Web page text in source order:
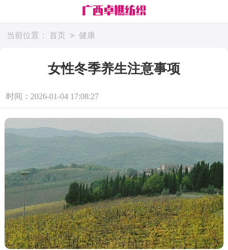
当前位置： 首页 > 健康
女性冬季养生注意事项
时间：2026-01-04 17:08:27